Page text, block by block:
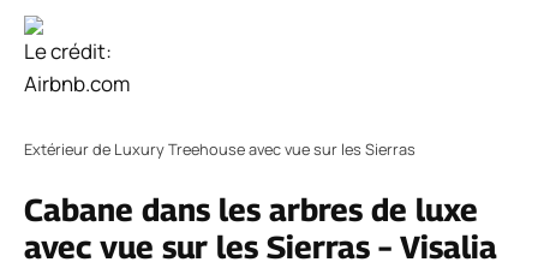
Le crédit:
Airbnb.com
Extérieur de Luxury Treehouse avec vue sur les Sierras
Cabane dans les arbres de luxe
avec vue sur les Sierras – Visalia